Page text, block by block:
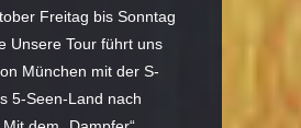
Freitag bis Sonntag
Unsere Tour führt uns
München mit der S-
5-Seen-Land nach